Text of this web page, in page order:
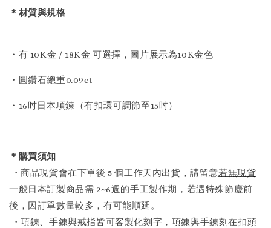
＊材質與規格
・有 10K金 / 18K金 可選擇，圖片展示為10K金色
・圓鑽石總重0.09ct
・16吋日本項鍊（有扣環可調節至15吋）
＊購買須知
・商品現貨會在下單後 5 個工作天內出貨，請留意若無現貨
一般日本訂製商品需 2~6週的手工製作期 ，若遇特殊節慶前
後，因訂單數量較多，有可能順延。
・項鍊、手鍊與戒指皆可客製化刻字，項鍊與手鍊刻在扣頭